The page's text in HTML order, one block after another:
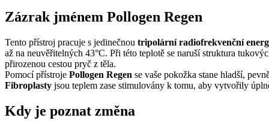
Zázrak jménem Pollogen Regen
Tento přístroj pracuje s jedinečnou tripolární radiofrekvenční
až na neuvěřitelných 43°C. Při této teplotě se naruší struktura
přirozenou cestou pryč z těla.
Pomocí přístroje Pollogen Regen se vaše pokožka stane hladší,
Fibroplasty jsou teplem zase stimulovány k tomu, aby vytvořily
Kdy je poznat změna